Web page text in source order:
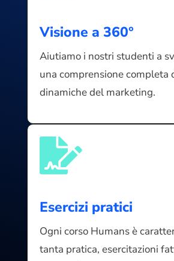
Visione a 360°
Aiutiamo i nostri studenti a
una comprensione completa
dinamiche del marketing.

Esercizi pratici
Ogni corso Humans è
tanta pratica, esercitazioni